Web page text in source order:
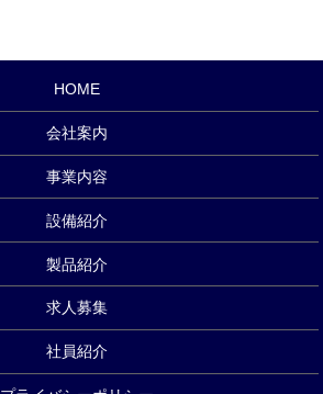
HOME
会社案内
事業内容
設備紹介
製品紹介
求人募集
社員紹介